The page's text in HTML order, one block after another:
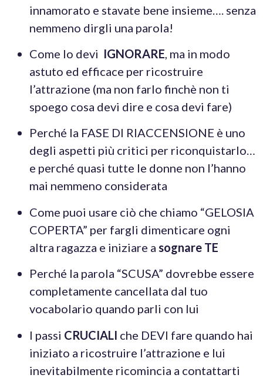
innamorato e stavate bene insieme…. senza
nemmeno dirgli una parola!
Come lo devi IGNORARE, ma in modo
astuto ed efficace per ricostruire
l’attrazione (ma non farlo finchè non ti
spoego cosa devi dire e cosa devi fare)
Perché la FASE DI RIACCENSIONE è uno
degli aspetti più critici per riconquistarlo…
e perché quasi tutte le donne non l’hanno
mai nemmeno considerata
Come puoi usare ciò che chiamo “GELOSIA
COPERTA” per fargli dimenticare ogni
altra ragazza e iniziare a sognare TE
Perché la parola “SCUSA” dovrebbe essere
completamente cancellata dal tuo
vocabolario quando parli con lui
I passi CRUCIALI che DEVI fare quando hai
iniziato a ricostruire l’attrazione e lui
inevitabilmente ricomincia a contattarti